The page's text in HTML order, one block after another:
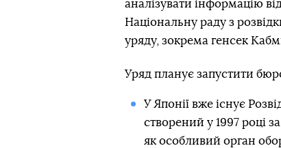
аналізувати інформацію
Національну раду з
уряду, зокрема генсек
Уряд планує запустити
У Японії вже існує
створений у 1997 році
як особливий орган